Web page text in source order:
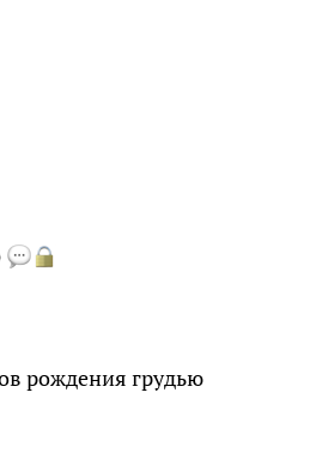
рождения грудью